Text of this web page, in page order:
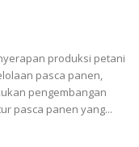
produksi petani
pasca panen,
pengembangan
pasca panen yang...